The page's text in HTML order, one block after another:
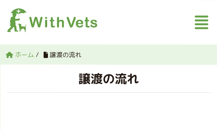
ホーム / 譲渡の流れ
譲渡の流れ